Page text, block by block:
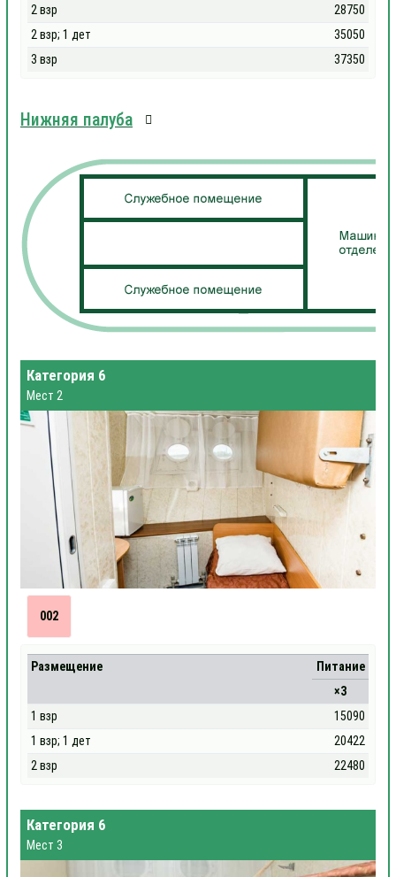
2 взр
28750
2 взр; 1 дет
35050
3 взр
37350
Нижняя палуба
Категория 6
Мест 2
002
Размещение
Питание
×3
1 взр
15090
1 взр; 1 дет
20422
2 взр
22480
Категория 6
Мест 3